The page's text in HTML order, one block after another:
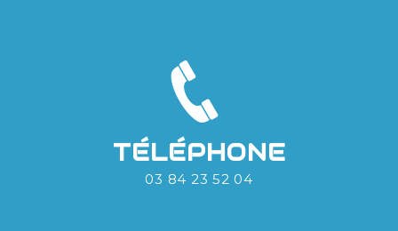
TÉLÉPHONE
03 84 23 52 04